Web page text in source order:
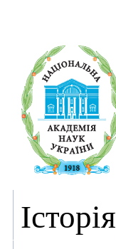
Історія